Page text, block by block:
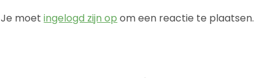
Je moetingelogd zijn op om een reactie te plaatsen.